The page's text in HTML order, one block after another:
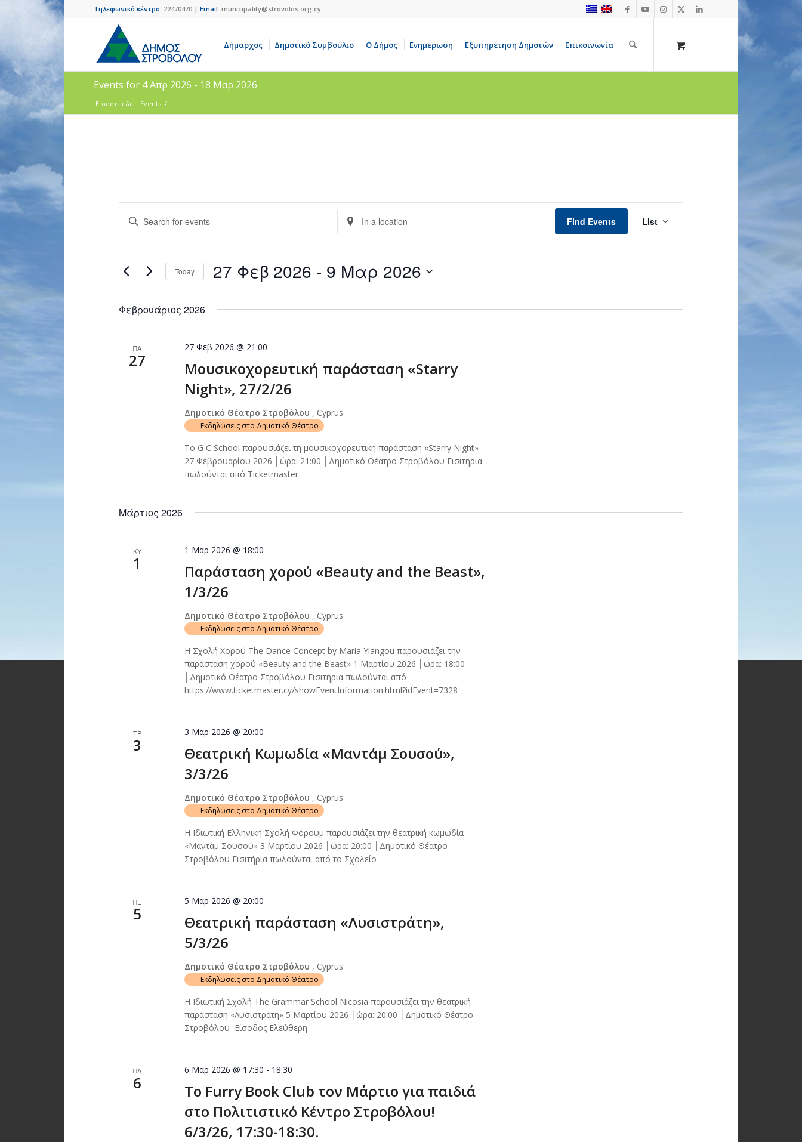
Τηλεφωνικό κέντρο: 22470470 | Email: municipality@strovolos.org.cy
Δήμαρχος Δημοτικό Συμβούλιο Ο Δήμος Ενημέρωση Εξυπηρέτηση Δημοτών Επικοινωνία
Events for 4 Απρ 2026 - 18 Μαρ 2026
Είσαστε εδώ: Events /
Events
Search
and
Views
Navigation
Enter
Keyword.
Search
Events
Enter
Location.
Search
Events
by
Find Events
Views
List
Today 27 Φεβ 2026 - 9 Μαρ 2026
Φεβρουάριος 2026
ΠΑ
27
Μουσικοχορευτική παράσταση «Starry
Night», 27/2/26
27 Φεβ 2026 @ 21:00
Δημοτικό Θέατρο Στροβόλου , Cyprus
Εκδηλώσεις στο Δημοτικό Θέατρο
To G C School παρουσιάζει τη μουσικοχορευτική παράσταση «Starry Night»
27 Φεβρουαρίου 2026 │ώρα: 21:00 │Δημοτικό Θέατρο Στροβόλου Εισιτήρια
πωλούνται από Ticketmaster
Μάρτιος 2026
ΚΥ
1
Παράσταση χορού «Beauty and the Beast»,
1/3/26
1 Μαρ 2026 @ 18:00
Δημοτικό Θέατρο Στροβόλου , Cyprus
Εκδηλώσεις στο Δημοτικό Θέατρο
Η Σχολή Χορού The Dance Concept by Maria Yiangou παρουσιάζει την
παράσταση χορού «Beauty and the Beast» 1 Μαρτίου 2026 │ώρα: 18:00
│Δημοτικό Θέατρο Στροβόλου Εισιτήρια πωλούνται από
https://www.ticketmaster.cy/showEventInformation.html?idEvent=7328
ΤΡ
3
Θεατρική Κωμωδία «Μαντάμ Σουσού»,
3/3/26
3 Μαρ 2026 @ 20:00
Δημοτικό Θέατρο Στροβόλου , Cyprus
Εκδηλώσεις στο Δημοτικό Θέατρο
Η Ιδιωτική Ελληνική Σχολή Φόρουμ παρουσιάζει την θεατρική κωμωδία
«Μαντάμ Σουσού» 3 Μαρτίου 2026 │ώρα: 20:00 │Δημοτικό Θέατρο
Στροβόλου Εισιτήρια πωλούνται από το Σχολείο
ΠΕ
5
Θεατρική παράσταση «Λυσιστράτη»,
5/3/26
5 Μαρ 2026 @ 20:00
Δημοτικό Θέατρο Στροβόλου , Cyprus
Εκδηλώσεις στο Δημοτικό Θέατρο
Η Ιδιωτική Σχολή The Grammar School Nicosia παρουσιάζει την θεατρική
παράσταση «Λυσιστράτη» 5 Μαρτίου 2026 │ώρα: 20:00 │Δημοτικό Θέατρο
Στροβόλου Είσοδος Ελεύθερη
ΠΑ
6
Το Furry Book Club τον Μάρτιο για παιδιά
στο Πολιτιστικό Κέντρο Στροβόλου!
6/3/26, 17:30-18:30.
6 Μαρ 2026 @ 17:30 - 18:30